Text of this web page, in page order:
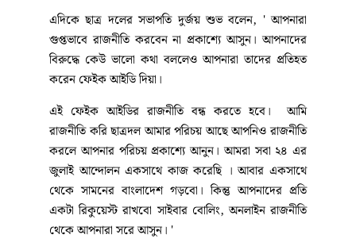
এদিকে ছাত্র দলের সভাপতি দুর্জয় শুভ বলেন, ' আপনারা
গুপ্তভাবে রাজনীতি করবেন না প্রকাশ্যে আসুন। আপনাদের
বিরুদ্ধে কেউ ভালো কথা বললেও আপনারা তাদের প্রতিহত
করেন ফেইক আইডি দিয়া।
এই ফেইক আইডির রাজনীতি বন্ধ করতে হবে। আমি
রাজনীতি করি ছাত্রদল আমার পরিচয় আছে আপনিও রাজনীতি
করলে আপনার পরিচয় প্রকাশ্যে আনুন। আমরা সবা ২৪ এর
জুলাই আন্দোলন একসাথে কাজ করেছি । আবার একসাথে
থেকে সামনের বাংলাদেশ গড়বো। কিন্তু আপনাদের প্রতি
একটা রিকুয়েস্ট রাখবো সাইবার বোলিং, অনলাইন রাজনীতি
থেকে আপনারা সরে আসুন। '